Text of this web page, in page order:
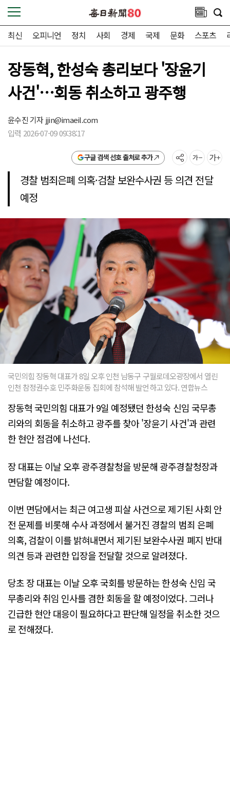
최신 오피니언 정치 사회 경제 국제 문화 스포츠
장동혁, 한성숙 총리보다 '장윤기
사건'…회동 취소하고 광주행
윤수진 기자jjin@imaeil.com
입력 2026-07-09 09:38:17
구글 검색 선호 출처로 추가
경찰 범죄은폐 의혹·검찰 보완수사권 등 의견 전달
예정
국민의힘 장동혁 대표가 8일 오후 인천 남동구 구월로데오광장에서 열린
인천 참정권수호 민주화운동 집회에 참석해 발언하고 있다. 연합뉴스
장동혁 국민의힘 대표가 9일 예정됐던 한성숙 신임 국무총
리와의 회동을 취소하고 광주를 찾아 '장윤기 사건'과 관련
한 현안 점검에 나선다.
장 대표는 이날 오후 광주경찰청을 방문해 광주경찰청장과
면담할 예정이다.
이번 면담에서는 최근 여고생 피살 사건으로 제기된 사회 안
전 문제를 비롯해 수사 과정에서 불거진 경찰의 범죄 은폐
의혹, 검찰이 이를 밝혀내면서 제기된 보완수사권 폐지 반대
의견 등과 관련한 입장을 전달할 것으로 알려졌다.
당초 장 대표는 이날 오후 국회를 방문하는 한성숙 신임 국
무총리와 취임 인사를 겸한 회동을 할 예정이었다. 그러나
긴급한 현안 대응이 필요하다고 판단해 일정을 취소한 것으
로 전해졌다.